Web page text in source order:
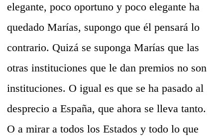
elegante, poco oportuno y poco elegante ha
quedado Marías, supongo que él pensará lo
contrario. Quizá se suponga Marías que las
otras instituciones que le dan premios no son
instituciones. O igual es que se ha pasado al
desprecio a España, que ahora se lleva tanto.
O a mirar a todos los Estados y todo lo que